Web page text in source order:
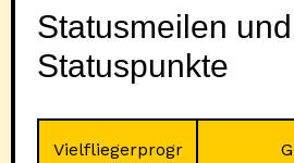
Statusmeilen und
Statuspunkte
Vielfliegerprogr